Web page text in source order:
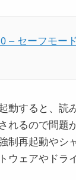
– セーフモー
動すると、読
れるので問題
制再起動やシ
ウェアやドラ